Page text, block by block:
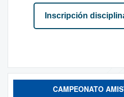
Inscripción
CAMPEONATO